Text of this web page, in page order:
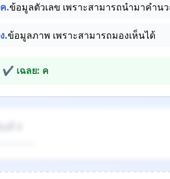
ค.ข้อมูลตัวเลข เพราะสามารถนำมาคำน
ง.ข้อมูลภาพ เพราะสามารถมองเห็นได้
✔ เฉลย: ค